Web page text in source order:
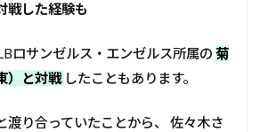
戦した経験も
ロサンゼルス・エンゼルス所属の 菊
）と対戦 したこともあります。
渡り合っていたことから、 佐々木さ